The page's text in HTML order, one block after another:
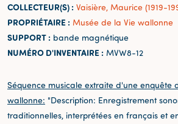
COLLECTEUR(S) : Vaisière, Maurice (1919-
PROPRIÉTAIRE : Musée de la Vie wallonne
SUPPORT : bande magnétique
NUMÉRO D'INVENTAIRE : MVW8-12
Séquence musicale extraite d'une enquête
wallonne: "Description: Enregistrement
traditionnelles, interprétées en français et